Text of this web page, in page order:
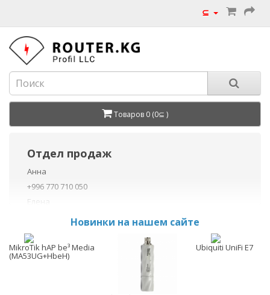
⊆
Товаров 0 (0⊆ )
Отдел продаж
Анна
+996 770 710 050
Елена
+996 770 710 040
+996 755 710 050
Данил
+996 775 710 060
Новинки на нашем сайте
MikroTik hAP be³ Media
(MA53UG+HbeH)
Ubiquiti UniFi E7